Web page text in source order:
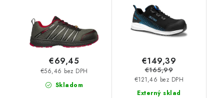
Skladom
€56,46 bez DPH
€69,45
Externý sklad
€121,46 bez DPH
€149,39
€165,99